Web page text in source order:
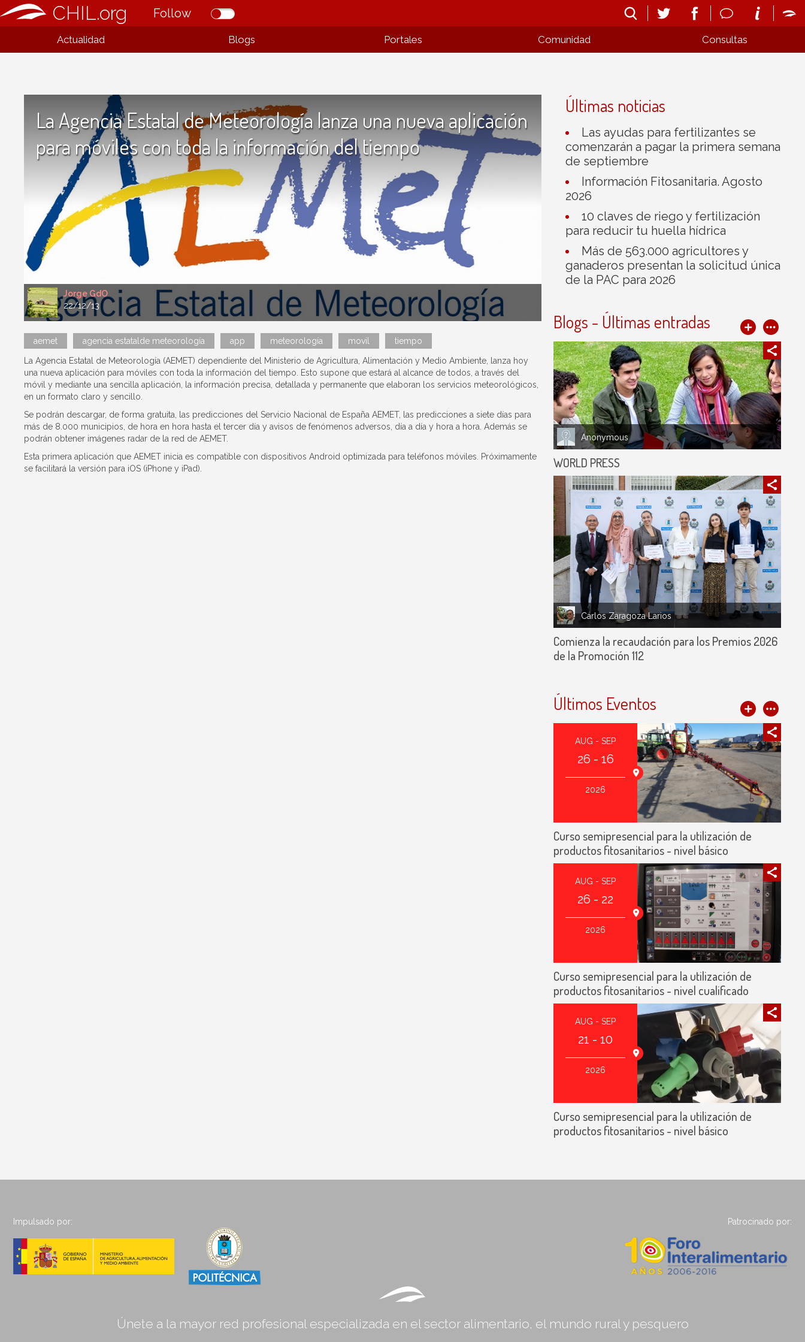
CHIL.org Follow
Actualidad Blogs Portales Comunidad Consultas
Jorge GdO
22/12/13
La Agencia Estatal de Meteorología lanza una nueva aplicación
para móviles con toda la información del tiempo
aemet agencia estatalde meteorología app meteorología movil tiempo
La Agencia Estatal de Meteorología (AEMET) dependiente del Ministerio de Agricultura, Alimentación y Medio Ambiente, lanza hoy
una nueva aplicación para móviles con toda la información del tiempo. Esto supone que estará al alcance de todos, a través del
móvil y mediante una sencilla aplicación, la información precisa, detallada y permanente que elaboran los servicios meteorológicos,
en un formato claro y sencillo.
Se podrán descargar, de forma gratuita, las predicciones del Servicio Nacional de España AEMET, las predicciones a siete días para
más de 8.000 municipios, de hora en hora hasta el tercer día y avisos de fenómenos adversos, día a día y hora a hora. Además se
podrán obtener imágenes radar de la red de AEMET.
Esta primera aplicación que AEMET inicia es compatible con dispositivos Android optimizada para teléfonos móviles. Próximamente
se facilitará la versión para iOS (iPhone y iPad).
Últimas noticias
Las ayudas para fertilizantes se
comenzarán a pagar la primera semana
de septiembre
Información Fitosanitaria. Agosto
2026
10 claves de riego y fertilización
para reducir tu huella hídrica
Más de 563.000 agricultores y
ganaderos presentan la solicitud única
de la PAC para 2026
Blogs - Últimas entradas
Anonymous
WORLD PRESS
Carlos Zaragoza Larios
Comienza la recaudación para los Premios 2026
de la Promoción 112
Últimos Eventos
AUG - SEP
26 - 16
2026
Curso semipresencial para la utilización de
productos fitosanitarios - nivel básico
AUG - SEP
26 - 22
2026
Curso semipresencial para la utilización de
productos fitosanitarios - nivel cualificado
AUG - SEP
21 - 10
2026
Curso semipresencial para la utilización de
productos fitosanitarios - nivel básico
Impulsado por: Patrocinado por:
Únete a la mayor red profesional especializada en el sector alimentario, el mundo rural y pesquero